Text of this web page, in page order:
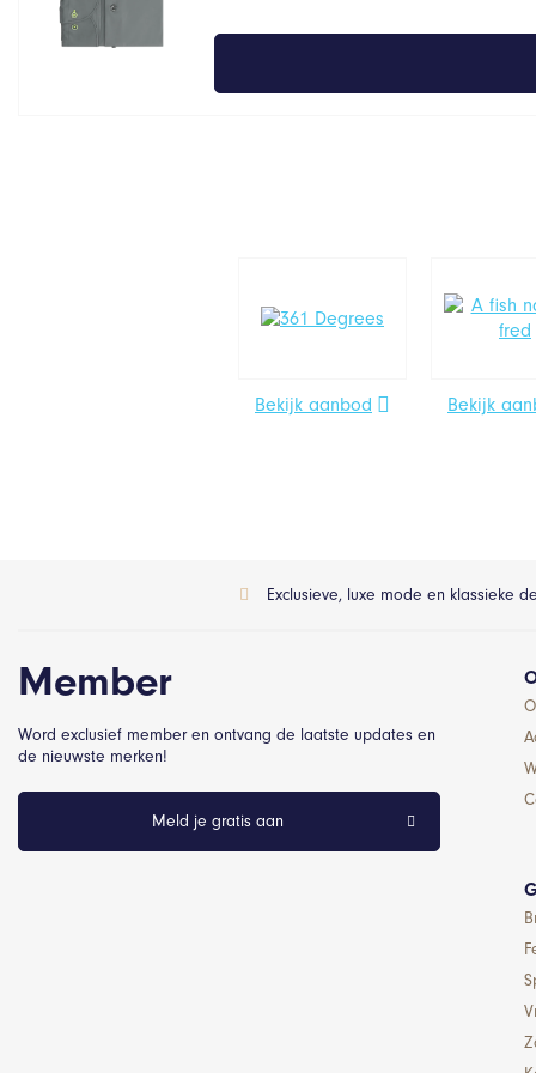
Bekijk aanbod Bekijk
Exclusieve, luxe mode en klassieke
Member
Word exclusief member en ontvang de laatste updates en
de nieuwste merken!
Meld je gratis aan